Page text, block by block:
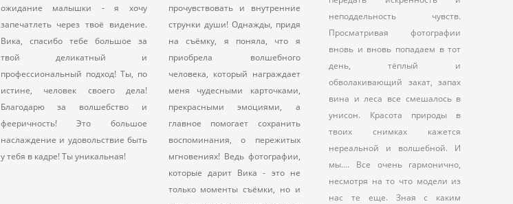
ожидание малышки - я хочу
запечатлеть через твоё видение.
Вика, спасибо тебе большое за
твой деликатный и
профессиональный подход! Ты, по
истине, человек своего дела!
Благодарю за волшебство и
фееричность! Это большое
наслаждение и удовольствие быть
у тебя в кадре! Ты уникальная!
прочувствовать и внутренние
струнки души! Однажды, придя
на съёмку, я поняла, что я
приобрела волшебного
человека, который награждает
меня чудесными карточками,
прекрасными эмоциями, а
главное помогает сохранить
воспоминания, о пережитых
мгновениях! Ведь фотографии,
которые дарит Вика - это не
только моменты съёмки, но и
неподдельность чувств.
Просматривая фотографии
вновь и вновь попадаем в тот
день, тёплый и
обволакивающий закат, запах
вина и леса все смешалось в
унисон. Красота природы в
твоих снимках кажется
нереальной и волшебной. И
мы.... Все очень гармонично,
несмотря на то что модели из
нас те еще. Зная с каким